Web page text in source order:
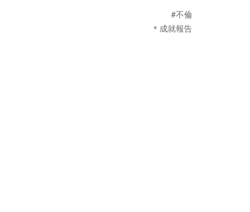
#不倫
＊成就報告